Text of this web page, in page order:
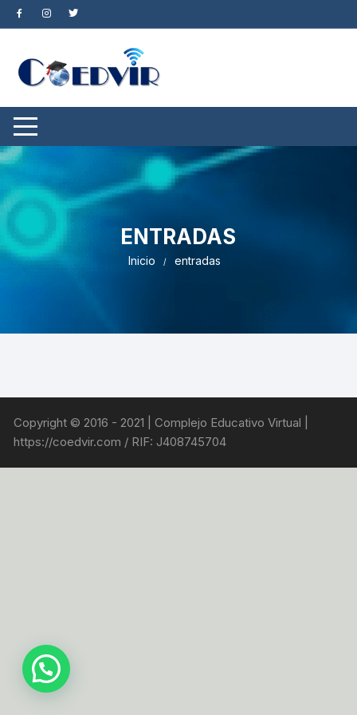
Saltar
al
ENTRADAS
Inicio entradas
Copyright © 2016 - 2021 | Complejo Educativo Virtual |
https://coedvir.com / RIF: J408745704